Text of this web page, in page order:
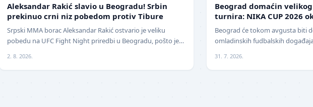
Aleksandar Rakić slavio u Beogradu! Srbin
prekinuo crni niz pobedom protiv Tibure
Srpski MMA borac Aleksandar Rakić ostvario je veliku
pobedu na UFC Fight Night priredbi u Beogradu, pošto je
2. 8. 2026.
Beograd domaćin
turnira: NIKA CUP 2026
klubova
Beograd će tokom avgusta biti
omladinskih fudbalskih
31. 7. 2026.